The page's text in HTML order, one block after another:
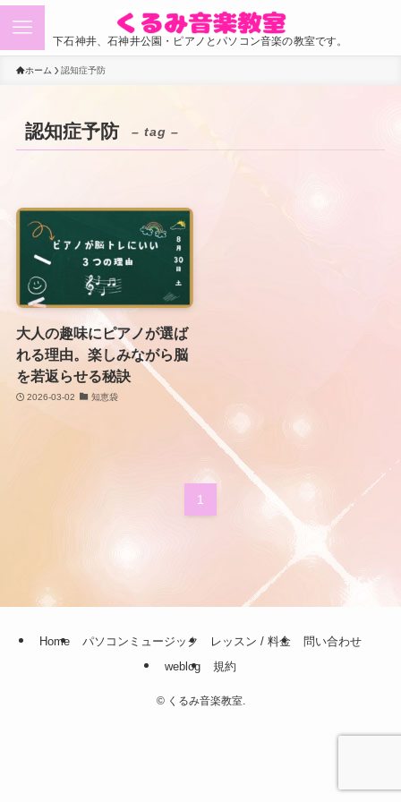
下石神井、石神井公園・ピアノとパソコン音楽の教室です。
ホーム 認知症予防
認知症予防 – tag –
大人の趣味にピアノが選ば
れる理由。楽しみながら脳
を若返らせる秘訣
2026-03-02 知恵袋
1
Home パソコンミュージック レッスン / 料金
問い合わせ
weblog
規約
©くるみ音楽教室.